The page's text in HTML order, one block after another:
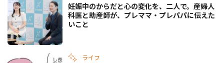
妊娠中のからだと心の変化を、二人で。産婦人
科医と助産師が、プレママ・プレパパに伝えた
いこと
ライフ